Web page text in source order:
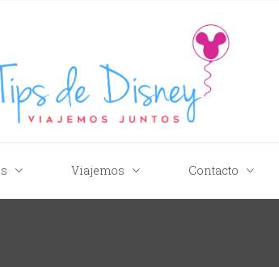
de Disney
Viajemos Contacto